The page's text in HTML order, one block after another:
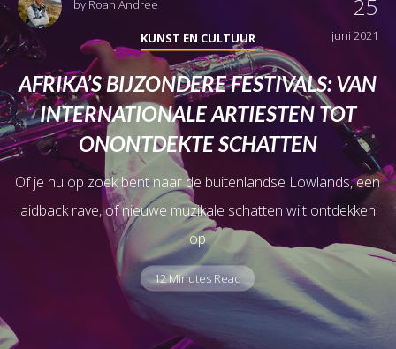
by Roan Andree 25
juni 2021
KUNST EN CULTUUR
AFRIKA’S BIJZONDERE FESTIVALS: VAN
INTERNATIONALE ARTIESTEN TOT
ONONTDEKTE SCHATTEN
Of je nu op zoek bent naar de buitenlandse Lowlands, een
laidback rave, of nieuwe muzikale schatten wilt ontdekken:
op
12 Minutes Read